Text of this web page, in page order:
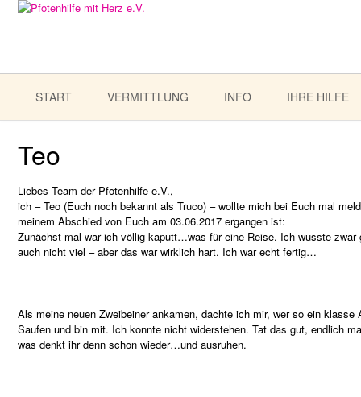
START VERMITTLUNG INFO IHRE HILFE
Teo
Liebes Team der Pfotenhilfe e.V.,
ich – Teo (Euch noch bekannt als Truco) – wollte mich bei Euch mal
meinem Abschied von Euch am 03.06.2017 ergangen ist:
Zunächst mal war ich völlig kaputt…was für eine Reise. Ich wusste zwar
auch nicht viel – aber das war wirklich hart. Ich war echt fertig…
Als meine neuen Zweibeiner ankamen, dachte ich mir, wer so ein
Saufen und bin mit. Ich konnte nicht widerstehen. Tat das gut, endlich
was denkt ihr denn schon wieder…und ausruhen.